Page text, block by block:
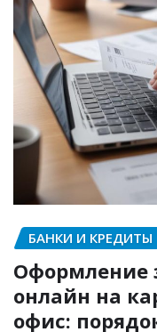
БАНКИ И КРЕДИТЫ
Оформление
онлайн на
офис: